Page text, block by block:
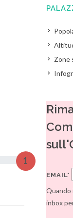
1
Zone
EMAIL*
Quando
inbox